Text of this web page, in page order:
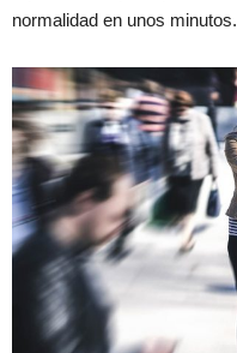
normalidad en unos minutos.